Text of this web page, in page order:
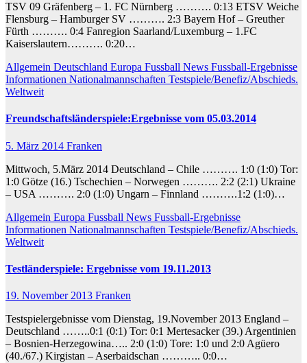
TSV 09 Gräfenberg – 1. FC Nürnberg ………. 0:13 ETSV Weiche
Flensburg – Hamburger SV ………. 2:3 Bayern Hof – Greuther
Fürth ………. 0:4 Fanregion Saarland/Luxemburg – 1.FC
Kaiserslautern………. 0:20…
Allgemein Deutschland Europa Fussball News Fussball-Ergebnisse
Informationen Nationalmannschaften Testspiele/Benefiz/Abschieds.
Weltweit
Freundschaftsländerspiele:Ergebnisse vom 05.03.2014
5. März 2014 Franken
Mittwoch, 5.März 2014 Deutschland – Chile ………. 1:0 (1:0) Tor:
1:0 Götze (16.) Tschechien – Norwegen ………. 2:2 (2:1) Ukraine
– USA ………. 2:0 (1:0) Ungarn – Finnland ……….1:2 (1:0)…
Allgemein Europa Fussball News Fussball-Ergebnisse
Informationen Nationalmannschaften Testspiele/Benefiz/Abschieds.
Weltweit
Testländerspiele: Ergebnisse vom 19.11.2013
19. November 2013 Franken
Testspielergebnisse vom Dienstag, 19.November 2013 England –
Deutschland ……..0:1 (0:1) Tor: 0:1 Mertesacker (39.) Argentinien
– Bosnien-Herzegowina….. 2:0 (1:0) Tore: 1:0 und 2:0 Agüero
(40./67.) Kirgistan – Aserbaidschan ……….. 0:0…